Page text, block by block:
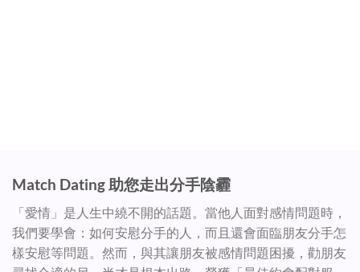
Match Dating 助您走出分手陰霾
「愛情」是人生中繞不開的話題。當他人面對感情問題時，
我們要學會：如何安慰分手的人，而且還會面臨朋友分手怎
樣安慰等問題。然而，與其讓朋友被感情問題困擾，勸朋友